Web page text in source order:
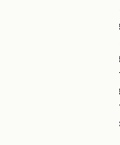
Idéalement situé
Loir, le camping
profiter de votre
week-end ou
en famille, entre
vélo, vous
emplacements
personnes ou
aménagées